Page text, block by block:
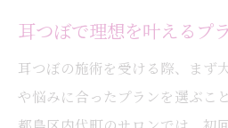
耳つぼで理想を叶えるプ
耳つぼの施術を受ける際、まず
や悩みに合ったプランを選ぶこ